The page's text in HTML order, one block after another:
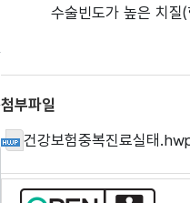
수술빈도가 높은 치
첨부파일
건강보험중복진료실태